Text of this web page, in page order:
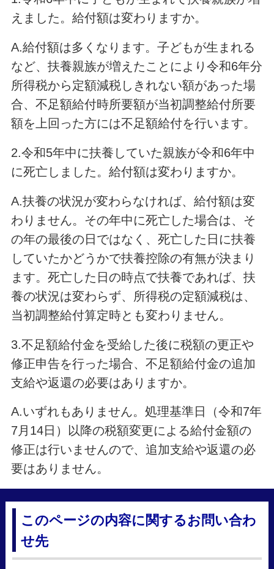
えました。給付額は変わりますか。
A.給付額は多くなります。子どもが生まれる
など、扶養親族が増えたことにより令和6年分
所得税から定額減税しきれない額があった場
合、不足額給付時所要額が当初調整給付所要
額を上回った方には不足額給付を行います。
2.令和5年中に扶養していた親族が令和6年中
に死亡しました。給付額は変わりますか。
A.扶養の状況が変わらなければ、給付額は変
わりません。その年中に死亡した場合は、そ
の年の最後の日ではなく、死亡した日に扶養
していたかどうかで扶養控除の有無が決まり
ます。死亡した日の時点で扶養であれば、扶
養の状況は変わらず、所得税の定額減税は、
当初調整給付算定時とも変わりません。
3.不足額給付金を受給した後に税額の更正や
修正申告を行った場合、不足額給付金の追加
支給や返還の必要はありますか。
A.いずれもありません。処理基準日（令和7年
7月14日）以降の税額変更による給付金額の
修正は行いませんので、追加支給や返還の必
要はありません。
このページの内容に関するお問い合わ
せ先